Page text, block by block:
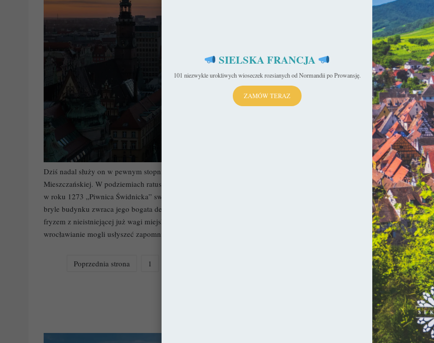
Dziś nadal służy on w pewnym stopniu Radzie Miejskiej, a część pomieszczeń zaadaptowano na Muzeum Sztuki
Mieszczańskiej. W podziemiach ratusza natomiast jeszcze do niedawna działała najstarsza restauracja w Europie. Założona
w roku 1273 „Piwnica Świdnicka” swą nazwę wzięła zresztą od wybornej gorzałki, którą tu wówczas podawano. Uwagę w
bryle budynku zwraca jego bogata dekoracja rzeźbiarska z XVI-wiecznym zegarem astronomicznym oraz średniowiecznym
fryzem z nieistniejącej już wagi miejskiej. Trzeba też wspomnieć, że od XVII wieku ze szczytu wieży ratuszowej
wrocławianie mogli usłyszeć zapomniany dziś nieco hejnał wrocławski.
Poprzednia strona 1 11 12
Zamość – Prywatne miasto-twierdza
Opactwo benedyktynów w Tyńcu
Sandomierz – Niczym wehikuł czasu
10 najpiękniejszych miejsc w Czarnogórze
Katedra w Płocku – Jak malowana
Kraj Loary: 10 miejsc, które warto
SIELSKA FRANCJA
101 niezwykle urokliwych wioseczek rozsianych od Normandii po Prowansję.
ZAMÓW TERAZ